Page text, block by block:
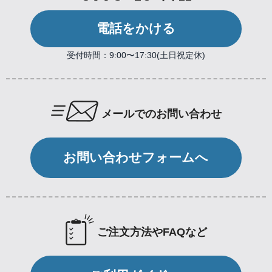
電話をかける
受付時間：9:00〜17:30(土日祝定休)
メールでのお問い合わせ
お問い合わせフォームへ
ご注文方法やFAQなど